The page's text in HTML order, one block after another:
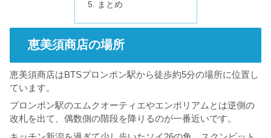
まとめ
恵美須商店の場所
恵美須商店はBTSプロンポン駅から徒歩約5分の場所に位置し
ています。
プロンポン駅のエムクオーティエやエンポリアムとは逆側の
改札を出て、偶数側の階段を降りるのが一番近いです。